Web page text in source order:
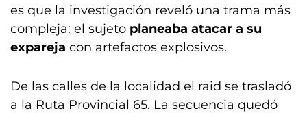
es que la investigación reveló una trama más
compleja: el sujeto planeaba atacar a su
expareja con artefactos explosivos.
De las calles de la localidad el raid se trasladó
a la Ruta Provincial 65. La secuencia quedó